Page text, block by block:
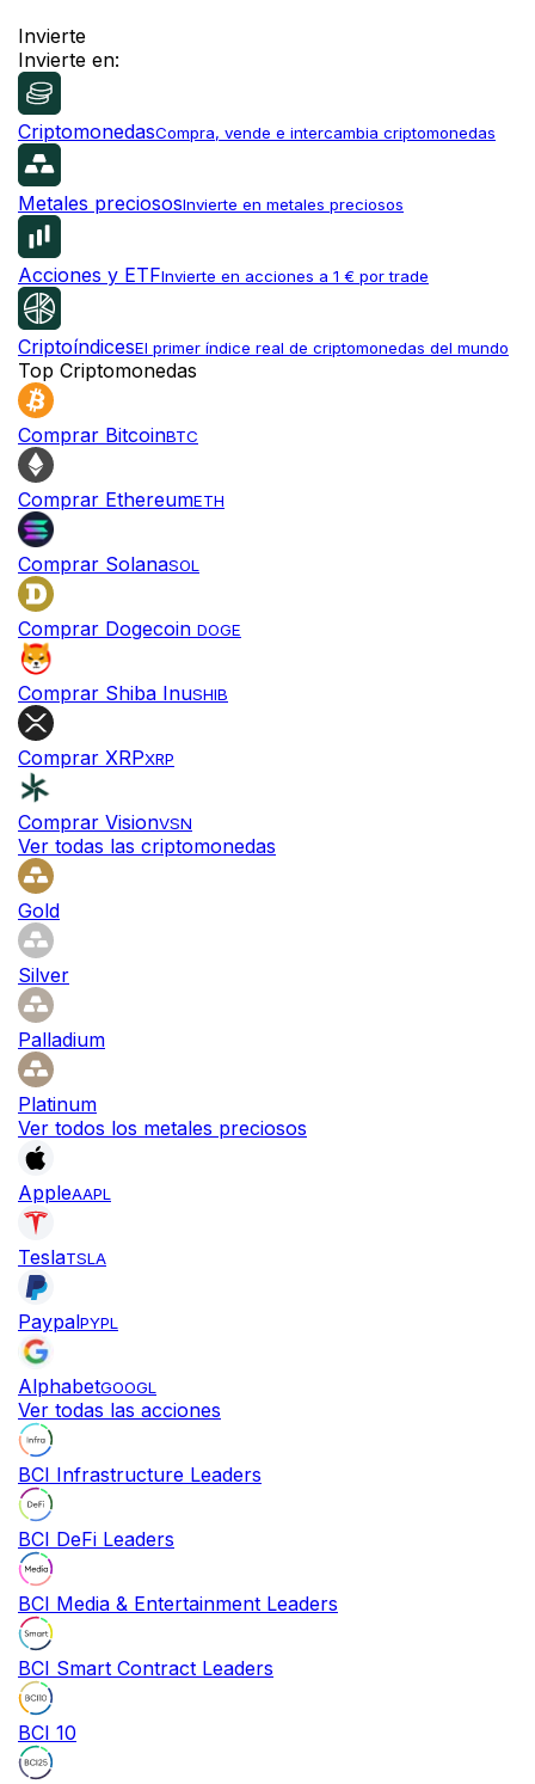
Invierte
Invierte en:
CriptomonedasCompra, vende e intercambia criptomonedas
Metales preciososInvierte en metales preciosos
Acciones y ETFInvierte en acciones a 1 € por trade
CriptoíndicesEl primer índice real de criptomonedas del mundo
Top Criptomonedas
Comprar BitcoinBTC
Comprar EthereumETH
Comprar SolanaSOL
Comprar Dogecoin DOGE
Comprar Shiba InuSHIB
Comprar XRPXRP
Comprar VisionVSN
Ver todas las criptomonedas
Gold
Silver
Palladium
Platinum
Ver todos los metales preciosos
AppleAAPL
TeslaTSLA
PaypalPYPL
AlphabetGOOGL
Ver todas las acciones
BCI Infrastructure Leaders
BCI DeFi Leaders
BCI Media & Entertainment Leaders
BCI Smart Contract Leaders
BCI 10